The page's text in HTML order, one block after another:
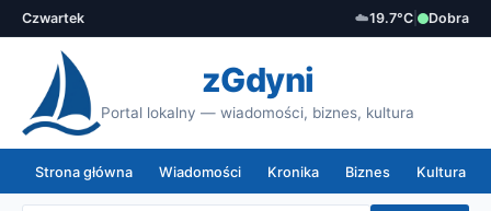
Czwartek ☁️19.7°C Dobra
zGdyni
Portal lokalny — wiadomości, biznes, kultura
Strona główna Wiadomości Kronika Biznes Kultura